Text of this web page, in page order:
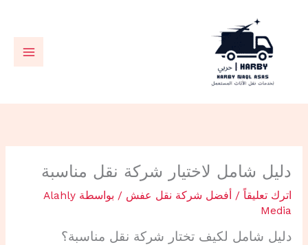
دليل شامل لاختيار شركة نقل مناسبة
اترك تعليقاً / أفضل شركة نقل عفش / بواسطة Alahly
Media
دليل شامل لكيف تختار شركة نقل مناسبة؟